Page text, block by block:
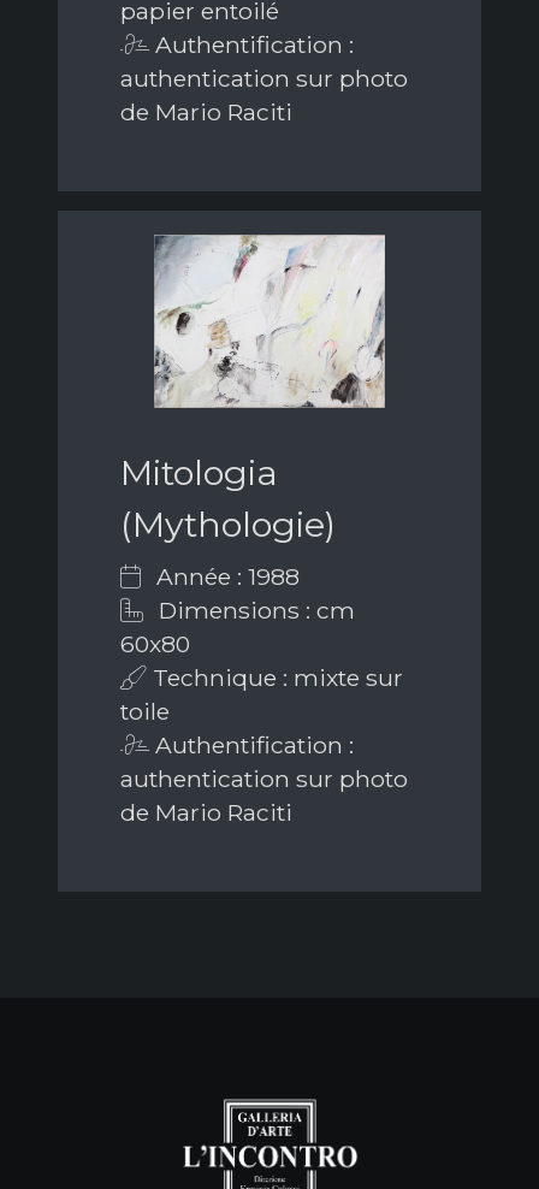
papier entoilé
Authentification :
authentication sur photo
de Mario Raciti
Mitologia
(Mythologie)
Année : 1988
Dimensions : cm
60x80
Technique : mixte sur
toile
Authentification :
authentication sur photo
de Mario Raciti